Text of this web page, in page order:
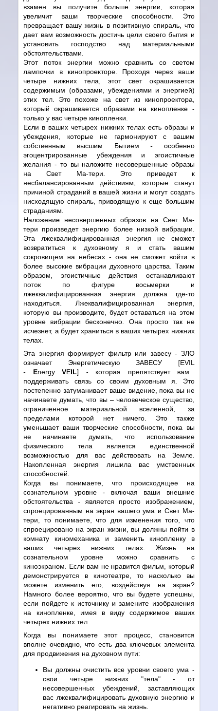
взамен вы получите больше энергии, которая
увеличит ваши творческие способности. Это
превращает вашу жизнь в позитивную спираль, что
дает вам возможность достичь цели своего бытия и
установить господство над материальными
обстоятельствами.
Этот поток энергии можно сравнить со светом
лампочки в кинопроекторе. Проходя через ваши
четыре нижних тела, этот свет окрашивается
содержимым (образами, убеждениями и энергией)
этих тел. Это похоже на свет из кинопроектора,
который окрашивается образами на кинопленке -
только у вас четыре кинопленки.
Если в ваших четырех нижних телах есть образы и
убеждения, которые не гармонируют с вашим
собственным высшим Бытием - особенно
эгоцентрированные убеждения и эгоистичные
желания - то вы наложите несовершенные образы
на Свет Ма-тери. Это приведет к
несбалансированным действиям, которые станут
причиной страданий в вашей жизни и могут создать
нисходящую спираль, приводящую к еще большим
страданиям.
Наложение несовершенных образов на Свет Ма-
тери произведет энергию более низкой вибрации.
Эта лжеквалифицированная энергия не сможет
возвратиться к духовному я и стать вашим
сокровищем на небесах - она не сможет войти в
более высокие вибрации духовного царства. Таким
образом, эгоистичные действия останавливают
поток по фигуре восьмерки и
лжеквалифицированная энергия должна где-то
находиться. Лжеквалифицированная энергия,
которую вы производите, будет оставаться на этом
уровне вибрации бесконечно. Она просто так не
исчезнет, а будет храниться в ваших четырех нижних
телах.
Эта энергия формирует фильтр или завесу - ЗЛО
означает Энергетическую ЗАВЕСУ [EVIL
-
EnergyVEIL] - которая препятствует вам
поддерживать связь со своим духовным я. Это
постепенно затуманивает ваше видение, пока вы не
начинаете думать, что вы – человеческое существо,
ограниченное материальной вселенной, за
пределами которой нет ничего. Это также
уменьшает ваши творческие способности, пока вы
не начинаете думать, что использование
физического тела является единственной
возможностью для вас действовать на Земле.
Накопленная энергия лишила вас умственных
способностей.
Когда вы понимаете, что происходящее на
сознательном уровне - включая ваши внешние
обстоятельства - является просто изображением,
спроецированным на экран вашего ума и Свет Ма-
тери, то понимаете, что для изменения того, что
спроецировано на экран жизни, вы должны пойти в
комнату киномеханика и заменить кинопленку в
ваших четырех нижних телах. Жизнь на
сознательном уровне можно сравнить с
киноэкраном. Если вам не нравится фильм, который
демонстрируется в кинотеатре, то насколько вы
можете изменить его, воздействуя на экран?
Намного более вероятно, что вы будете успешны,
если пойдете к источнику и замените изображения
на кинопленке, имея в виду содержимое ваших
четырех нижних тел.
Когда вы понимаете этот процесс, становится
вполне очевидно, что есть два ключевых элемента
для продвижения на духовном пути:
Вы должны очистить все уровни своего ума -
свои четыре нижних "тела" - от
несовершенных убеждений, заставляющих
вас лжеквалифицировать духовную энергию и
негативно реагировать на жизнь.